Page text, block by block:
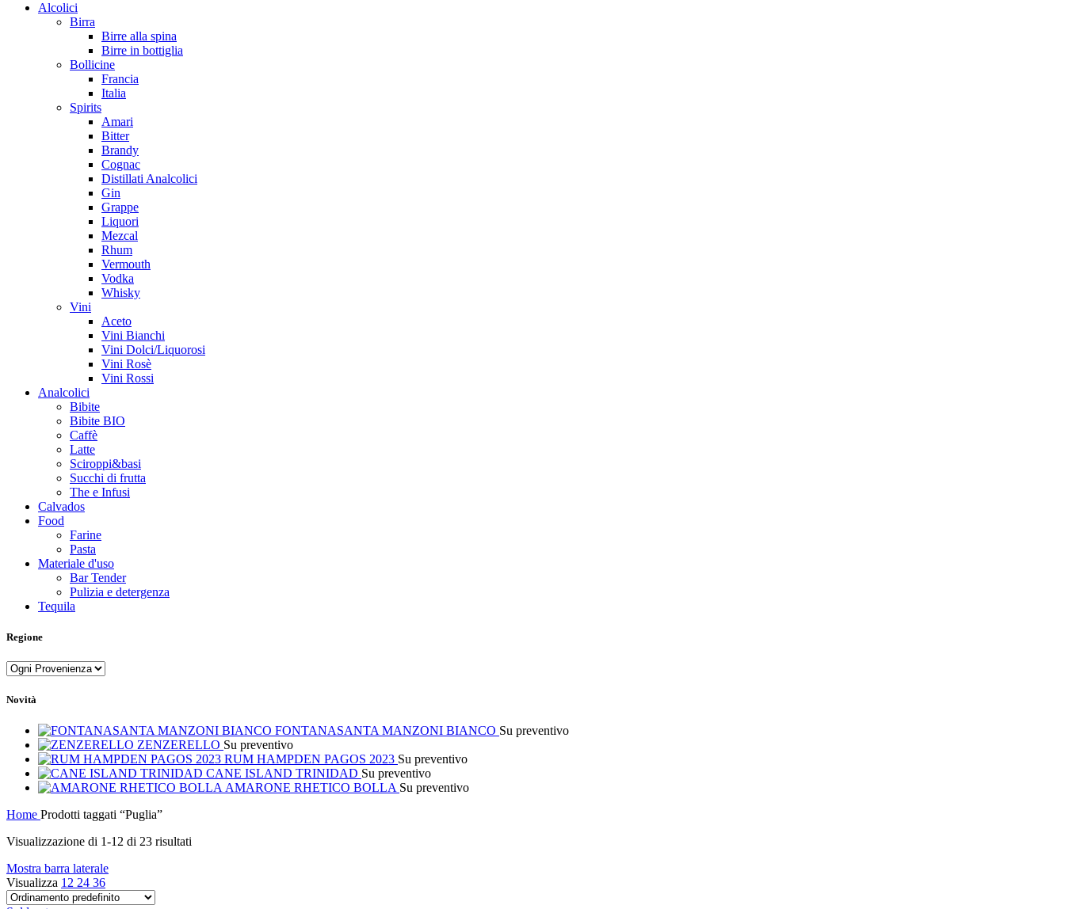
Alcolici
Birra
Birre alla spina
Birre in bottiglia
Bollicine
Francia
Italia
Spirits
Amari
Bitter
Brandy
Cognac
Distillati Analcolici
Gin
Grappe
Liquori
Mezcal
Rhum
Vermouth
Vodka
Whisky
Vini
Aceto
Vini Bianchi
Vini Dolci/Liquorosi
Vini Rosè
Vini Rossi
Analcolici
Bibite
Bibite BIO
Caffè
Latte
Sciroppi&basi
Succhi di frutta
The e Infusi
Calvados
Food
Farine
Pasta
Materiale d'uso
Bar Tender
Pulizia e detergenza
Tequila
Regione
Novità
FONTANASANTA MANZONI BIANCO Su preventivo
ZENZERELLO Su preventivo
RUM HAMPDEN PAGOS 2023 Su preventivo
CANE ISLAND TRINIDAD Su preventivo
AMARONE RHETICO BOLLA Su preventivo
Home Prodotti taggati “Puglia”
Visualizzazione di 1-12 di 23 risultati
Mostra barra laterale
Visualizza 12 24 36